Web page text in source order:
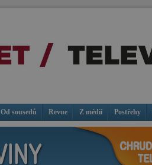
Od sousedů Revue Z médií Postřehy